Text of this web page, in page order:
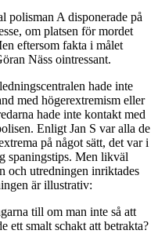
polisman A disponerade på
om platsen för mordet
eftersom fakta i målet
Näss ointressant.
hade inte
med högerextremism eller
hade inte kontakt med
Enligt Jan S var alla de
på något sätt, det var i
spaningstips. Men likväl
och utredningen inriktades
är illustrativ:
till om man inte så att
ett smalt schakt att betrakta?